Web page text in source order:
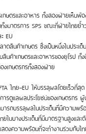
ษตรและอาหาร ทั้งสองฝ่ายเห็น
มาตรการ SPS ขณะที่ฝ่ายไทยย้
EU
ดสินค้าเกษตร ซึ่งเป็นหนึ่งในปร
นค้าเกษตรและอาหารของยุโร
งเกษตรกรทั้งสองฝ่าย
ไทย–EU ให้บรรลุผลโดยเร็ว
ดูแลผลประโยชน์ของเกษตรกร
รถบรรลุผลในประเด็นที่มีความพ
ยในบางประเด็นที่มีมาตรฐานสูง
วามพร้อมที่จะทำงานร่วมกับไท